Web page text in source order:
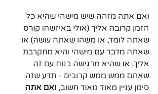
ואם אתה מזהה שיש מישהי שהיא כל
הזמן קרובה אליך (אולי באיזשהו קורס
שאתה לומד, או משהו שאתה עושה) או
שאתה מדבר עם מישהי והיא מתקרבת
אליך, או שהיא מרגישה בנוח עם זה
שאתם ממש ממש קרובים - תדע שזה
סימן עניין מאוד מאוד חשוב, ואם אתה